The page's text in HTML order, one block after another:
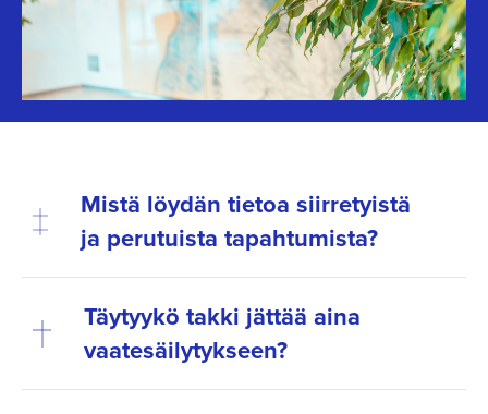
Mistä löydän tietoa siirretyistä
ja perutuista tapahtumista?
Täytyykö takki jättää aina
vaatesäi­ly­tykseen?